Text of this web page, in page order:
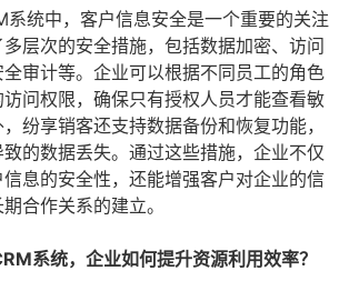
系统中，客户信息安全是一个重要的关注
层次的安全措施，包括数据加密、访问
审计等。企业可以根据不同员工的角色
问权限，确保只有授权人员才能查看敏
纷享销客还支持数据备份和恢复功能，
的数据丢失。通过这些措施，企业不仅
息的安全性，还能增强客户对企业的信
合作关系的建立。
系统，企业如何提升资源利用效率？